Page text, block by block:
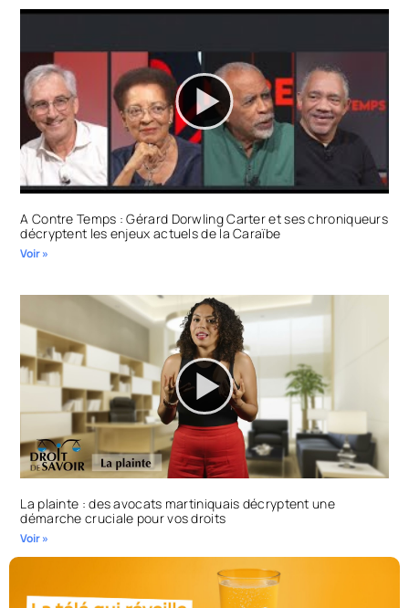
A Contre Temps : Gérard Dorwling Carter et ses chroniqueurs
décryptent les enjeux actuels de la Caraïbe
Voir »
La plainte : des avocats martiniquais décryptent une
démarche cruciale pour vos droits
Voir »